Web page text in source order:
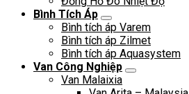
Bình Tích Áp
Bình tích áp Varem
Bình tích áp Zilmet
Bình tích áp Aquasystem
Van Công Nghiệp
Van Malaixia